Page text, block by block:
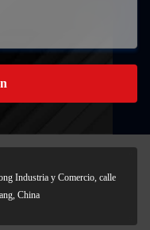
Industria y Comercio, calle
China